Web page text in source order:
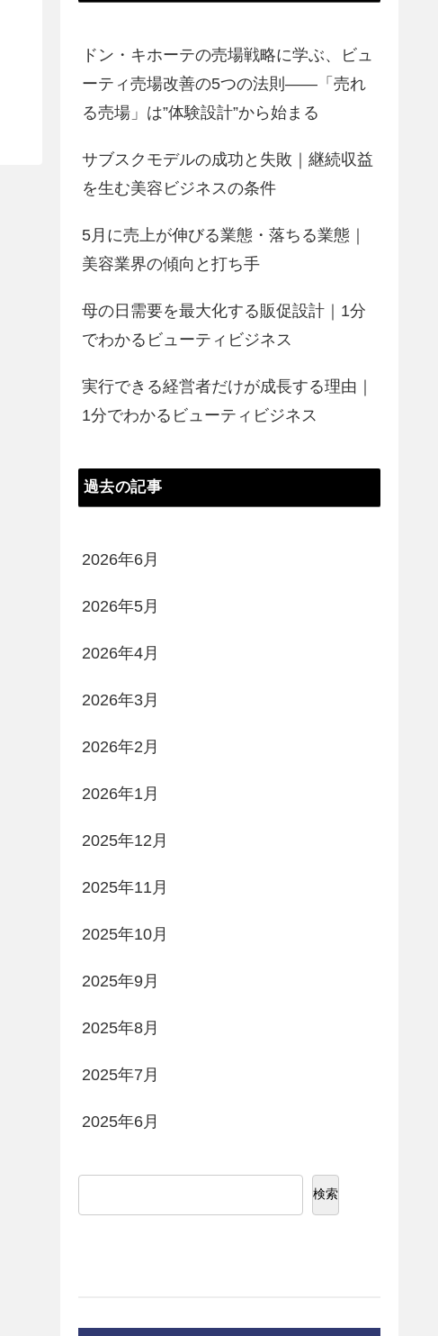
ドン・キホーテの売場戦略に学ぶ、ビュ
ーティ売場改善の5つの法則――「売れ
る売場」は”体験設計”から始まる
サブスクモデルの成功と失敗｜継続収益
を生む美容ビジネスの条件
5月に売上が伸びる業態・落ちる業態｜
美容業界の傾向と打ち手
母の日需要を最大化する販促設計｜1分
でわかるビューティビジネス
実行できる経営者だけが成長する理由｜
1分でわかるビューティビジネス
過去の記事
2026年6月
2026年5月
2026年4月
2026年3月
2026年2月
2026年1月
2025年12月
2025年11月
2025年10月
2025年9月
2025年8月
2025年7月
2025年6月
検索